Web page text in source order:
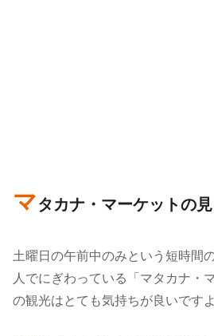
マタカナ・マーケットの
土曜日の午前中のみという短時間
人でにぎわっている「マタカナ・
の観光はとても気持ちが良いですよ